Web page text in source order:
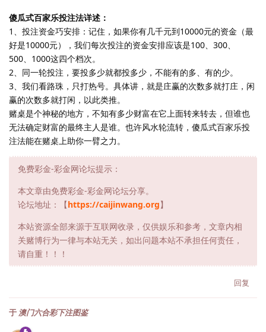
傻瓜式百家乐投注法详述：
1、投注资金巧安排：记住，如果你有几千元到10000元的资金（最
好是10000元），我们每次投注的资金安排应该是100、300、
500、1000这四个档次。
2、同一轮投注，要投多少就都投多少，不能有的多、有的少。
3、我们看路珠，只打热号。具体讲，就是庄赢的次数多就打庄，闲
赢的次数多就打闲，以此类推。
赌桌是个神秘的地方，不知有多少财富在它上面转来转去，但谁也
无法确定财富的最终主人是谁。也许风水轮流转，傻瓜式百家乐投
注法能在赌桌上助你一臂之力。
免费彩金-彩金网论坛提示：
本文章由免费彩金-彩金网论坛分享。
论坛地址：【https://caijinwang.org】
本站资源全部来源于互联网收录，仅供娱乐和参考，文章内相
关赌博行为一律与本站无关，如出问题本站不承担任何责任，
请自重！！！
回复
于 澳门六合彩下注图鉴